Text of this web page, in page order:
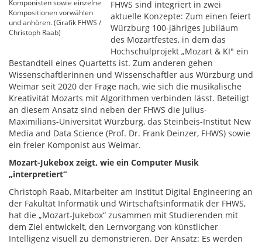
Komponisten sowie einzelne
Kompositionen vorwählen
und anhören. (Grafik FHWS /
Christoph Raab)
FHWS sind integriert in zwei
aktuelle Konzepte: Zum einen feiert
Würzburg 100-jähriges Jubiläum
des Mozartfestes, in dem das
Hochschulprojekt „Mozart & KI" ein
Bestandteil eines Quartetts ist. Zum anderen gehen
Wissenschaftlerinnen und Wissenschaftler aus Würzburg und
Weimar seit 2020 der Frage nach, wie sich die musikalische
Kreativität Mozarts mit Algorithmen verbinden lässt. Beteiligt
an diesem Ansatz sind neben der FHWS die Julius-
Maximilians-Universität Würzburg, das Steinbeis-Institut New
Media and Data Science (Prof. Dr. Frank Deinzer, FHWS) sowie
ein freier Komponist aus Weimar.
Mozart-Jukebox zeigt, wie ein Computer Musik
„interpretiert“
Christoph Raab, Mitarbeiter am Institut Digital Engineering an
der Fakultät Informatik und Wirtschaftsinformatik der FHWS,
hat die „Mozart-Jukebox“ zusammen mit Studierenden mit
dem Ziel entwickelt, den Lernvorgang von künstlicher
Intelligenz visuell zu demonstrieren. Der Ansatz: Es werden